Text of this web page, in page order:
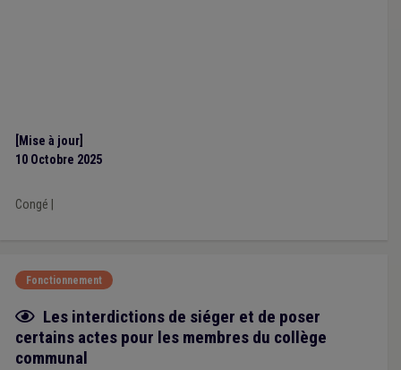
[Mise à jour]
10 Octobre 2025
Congé
Fonctionnement
Fiche focus
Les interdictions de siéger et de poser
certains actes pour les membres du collège
communal